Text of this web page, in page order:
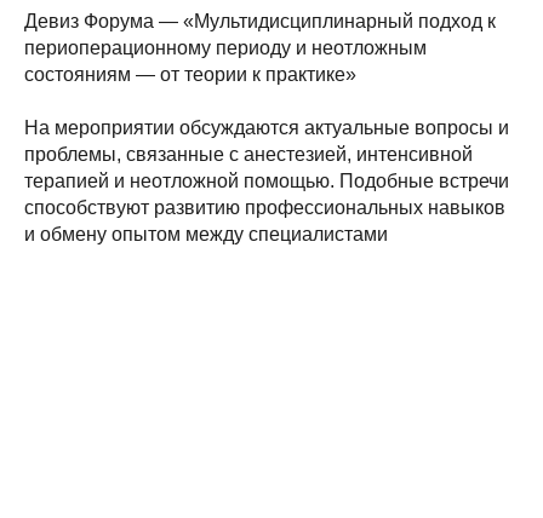
Девиз Форума — «Мультидисциплинарный подход к
периоперационному периоду и неотложным
состояниям — от теории к практике»
На мероприятии обсуждаются актуальные вопросы и
проблемы, связанные с анестезией, интенсивной
терапией и неотложной помощью. Подобные встречи
способствуют развитию профессиональных навыков
и обмену опытом между специалистами